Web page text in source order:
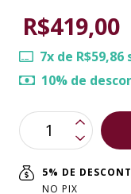
R$419,00
7x de R$59,86
10% de
5% DE
NO PIX